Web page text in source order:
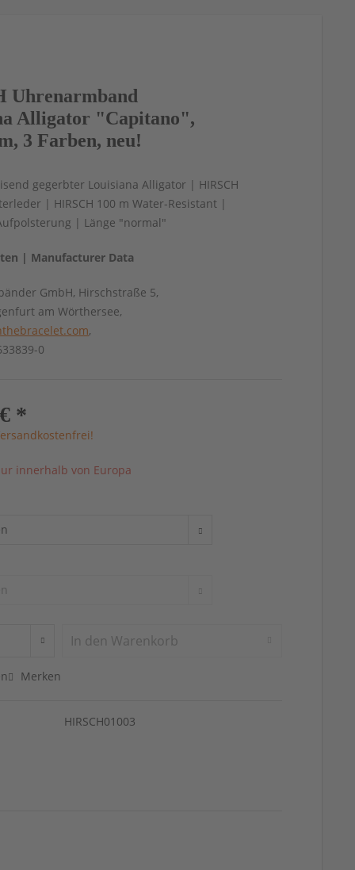
Uhrenarmband
Alligator "Capitano",
3 Farben, neu!
gegerbter Louisiana Alligator | HIRSCH
| HIRSCH 100 m Water-Resistant |
| Länge "normal"
| Manufacturer Data
GmbH, Hirschstraße 5,
am Wörthersee,
,
0
*
innerhalb von Europa
In den Warenkorb
Merken
HIRSCH01003